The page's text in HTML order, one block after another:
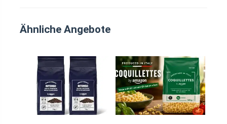
Ähnliche Angebote